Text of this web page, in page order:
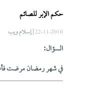
حكم الإبر للصائم
22-11-2010| إسلام ويب
السؤال:
في شهر رمضان مرضت